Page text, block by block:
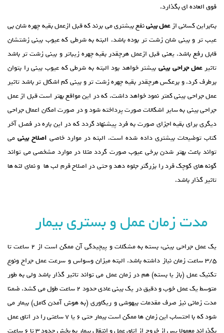
فوق العاده ای بگذارد.
بنابراین کسانی ازعمل بینینفع بیشتری می برند که قبل ازعمل بقیه چهره شان بی
عیب تر و بینی شان زشت تر بوده باشد. البته به شرطی که عیوب بینی زشتشان
قابل رفع باشد. یعنی قبل ازعمل هرچقدر بقیه چهره زیباتر و بینی زشت تر باشد
تاثیرعمل جراحی بینی بیشتر خواهد بود البته به شرطی که عیوب بینی را بتوان
برطرف کرد. و برعکس هرچقدر بقیه چهره زشت تر و بینی کم اشکال تر باشد تاثیر
عمل جراحی بینی کمتر نمود خواهد داشت. که در این مواقع بهتر است قبل از عمل
جراحی بینی به سایر اشکالات صورت پرداخته شود و در صورت امکان اعمال جراحی
دیگری برای بقیه اجزای صورت به فرد پیشنهاد گردد که در این باره در فصل آخر
کتاب توضیحات بیشتری داده شده است. البته در موارد خاصی اصلاح بینیمی
تواند باعث بهتر شدن برخی عیوب صورت گردد مثلا در موارد مشخصی می تواند
گونه های کوچک فرد را بزرگتر جلوه دهد و حتی در اصلاح فرم لب ها و نمای لثه ها
تاثیر گذار باشد.
مدت زمان عمل و بستری بیمار
یک عمل جراحی بینی، بسته به مشکلات و پیچیدگی آن ممکن است از 2 ساعت تا
3/5 ساعت زمان نیاز داشته باشد. البته میزان وسواس و سرعت عمل جراح ونوع
تکنیک عمل (باز یا بسته) هم در زمان عمل می تواند تاثیر گذار باشد ولی به طور
متوسط یک عمل خوب و دقیق در یک بینی عادی حدود 2 ساعت طول می کشد. ضمنا
مدت زمانی نیز صرف مقدمات بیهوشی و ریکاوری (به هوش آمدن کامل) بیمار می
شود که با احتساب این زمان ها ممکن است بیمار حتی 6 یا 7 ساعتی را در اتاق عمل
بگذراند معمولا پس از خروج از اتاق عمل و انتقال بیمار به بخش حدود 3 تا 6 ساعت